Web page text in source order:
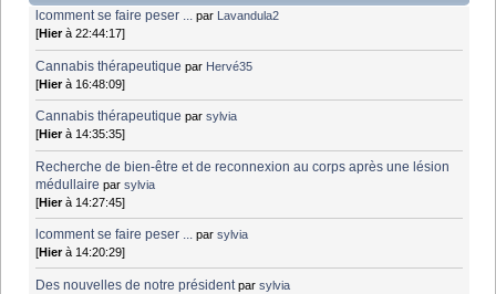
lcomment se faire peser ... par
Lavandula2
[Hierà 22:44:17]
Cannabis thérapeutique par Hervé35
[Hierà 16:48:09]
Cannabis thérapeutique parsylvia
[Hierà 14:35:35]
Recherche de bien-être et de reconnexion au corps après une lésion
médullaire parsylvia
[Hierà 14:27:45]
lcomment se faire peser ... parsylvia
[Hierà 14:20:29]
Des nouvelles de notre président parsylvia